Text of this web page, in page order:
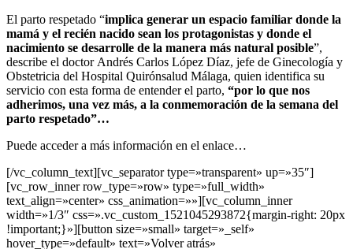
El parto respetado “implica generar un espacio familiar donde la
mamá y el recién nacido sean los protagonistas y donde el
nacimiento se desarrolle de la manera más natural posible”,
describe el doctor Andrés Carlos López Díaz, jefe de Ginecología y
Obstetricia del Hospital Quirónsalud Málaga, quien identifica su
servicio con esta forma de entender el parto, “por lo que nos
adherimos, una vez más, a la conmemoración de la semana del
parto respetado”…
Puede acceder a más información en el enlace…
[/vc_column_text][vc_separator type=»transparent» up=»35″]
[vc_row_inner row_type=»row» type=»full_width»
text_align=»center» css_animation=»»][vc_column_inner
width=»1/3″ css=».vc_custom_1521045293872{margin-right: 20px
!important;}»][button size=»small» target=»_self»
hover_type=»default» text=»Volver atrás»